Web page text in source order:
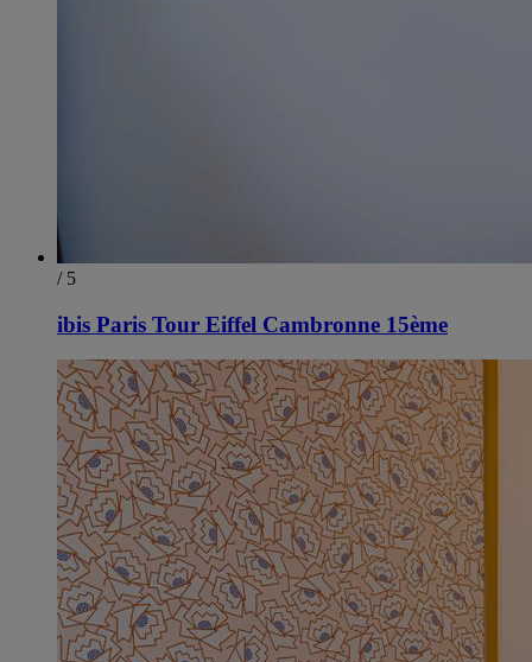
/ 5
ibis Paris Tour Eiffel Cambronne 15ème